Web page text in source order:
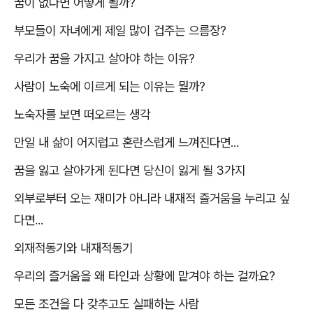
부모들이 자녀에게 제일 많이 겁주는 으름장?
우리가 꿈을 가지고 살아야 하는 이유?
사람이 노숙에 이르게 되는 이유는 뭘까?
노숙자를 보면 떠오르는 생각
만일 내 삶이 어지럽고 혼란스럽게 느껴진다면...
꿈을 잃고 살아가게 된다면 당신이 잃게 될 3가지
외부로부터 오는 재미가 아니라 내재적 즐거움을 누리고 싶
다면...
외재적동기와 내재적동기
우리의 즐거움을 왜 타인과 상황에 맡겨야 하는 걸까요?
모든 조건을 다 갖추고도 실패하는 사람